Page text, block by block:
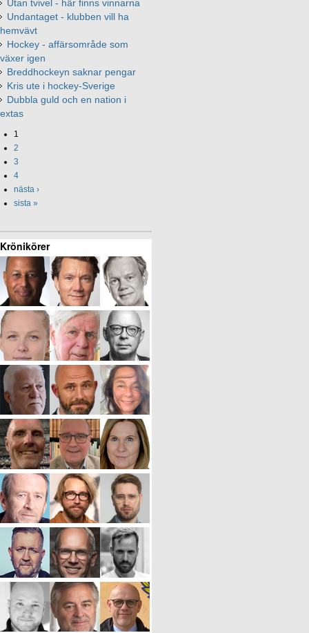
Utan tvivel - här finns vinnarna
Undantaget - klubben vill ha
hemvävt
Hockey - affärsområde som
växer igen
Breddhockeyn saknar pengar
Kris ute i hockey-Sverige
Dubbla guld och en nation i
extas
1
2
3
4
nästa ›
sista »
Krönikörer